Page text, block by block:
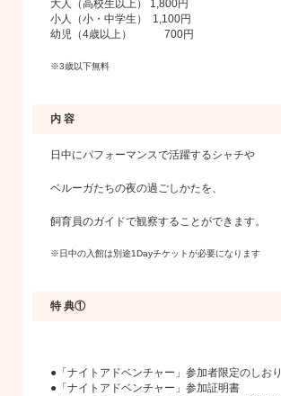
大人（高校生以上） 1,800円
小人（小・中学生） 1,100円
幼児（4歳以上） 700円
※3歳以下無料
内 容
日中にパフォーマンスで活躍するシャチや
ベルーガたちの夜の過ごしかたを、
飼育員のガイドで観察することができます。
※日中の入館は別途1Dayチケットが必要になります
特 典①
●「ナイトアドベンチャー」参加者限定のしおり
●「ナイトアドベンチャー」参加証明書